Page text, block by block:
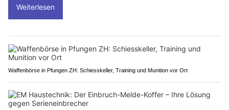
Weiterlesen
Waffenbörse in Pfungen ZH: Schiesskeller, Training und Munition vor Ort